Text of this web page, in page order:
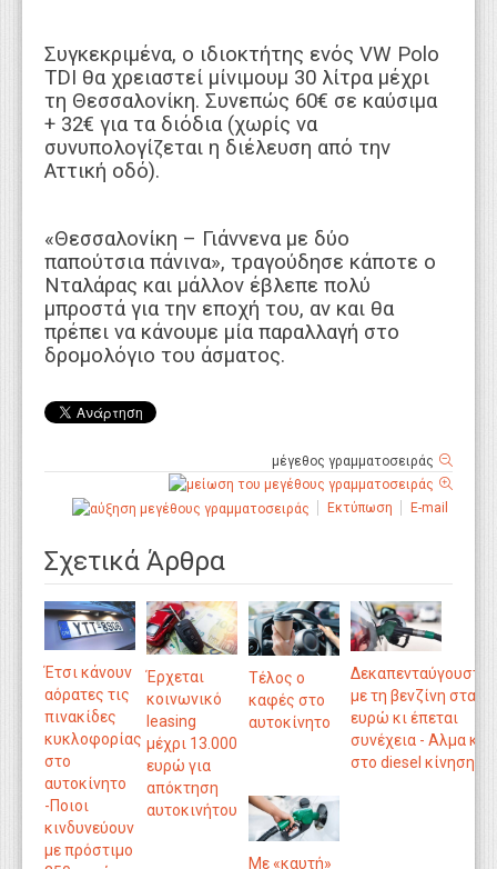
Συγκεκριμένα, ο ιδιοκτήτης ενός VW Polo
TDI θα χρειαστεί μίνιμουμ 30 λίτρα μέχρι
τη Θεσσαλονίκη. Συνεπώς 60€ σε καύσιμα
+ 32€ για τα διόδια (χωρίς να
συνυπολογίζεται η διέλευση από την
Αττική οδό).
«Θεσσαλονίκη – Γιάννενα με δύο
παπούτσια πάνινα», τραγούδησε κάποτε ο
Νταλάρας και μάλλον έβλεπε πολύ
μπροστά για την εποχή του, αν και θα
πρέπει να κάνουμε μία παραλλαγή στο
δρομολόγιο του άσματος.
μέγεθος γραμματοσειράς
Εκτύπωση E-mail
Σχετικά Άρθρα
Έτσι κάνουν
αόρατες τις
πινακίδες
κυκλοφορίας
στο
αυτοκίνητο
-Ποιοι
κινδυνεύουν
με πρόστιμο
Έρχεται
κοινωνικό
leasing
μέχρι 13.000
ευρώ για
απόκτηση
αυτοκινήτου
Τέλος ο
καφές στο
αυτοκίνητο
Δεκαπενταύγουστος
με τη βενζίνη στα 2
ευρώ κι έπεται
συνέχεια - Αλμα και
στο diesel κίνησης
Με «καυτή»